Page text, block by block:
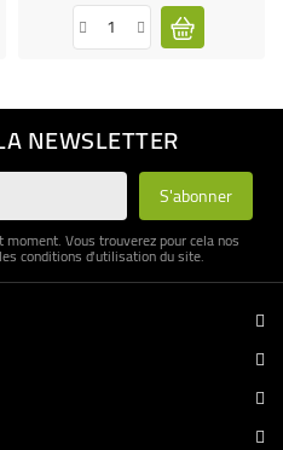
NEWSLETTER
Vous trouverez pour cela nos
conditions d'utilisation du site.